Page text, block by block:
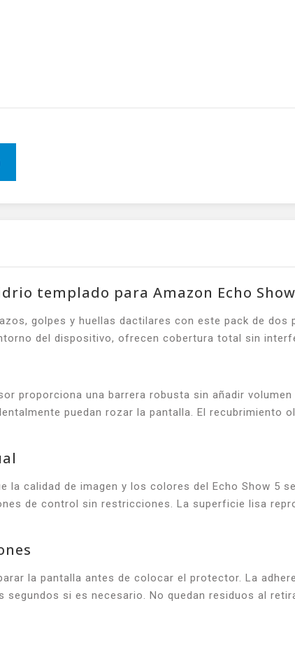
templado para Amazon Echo Show
golpes y huellas dactilares con este pack de
del dispositivo, ofrecen cobertura total sin
proporciona una barrera robusta sin añadir
puedan rozar la pantalla. El recubrimiento
la calidad de imagen y los colores del Echo Show
de control sin restricciones. La superficie lisa
la pantalla antes de colocar el protector. La
segundos si es necesario. No quedan residuos al